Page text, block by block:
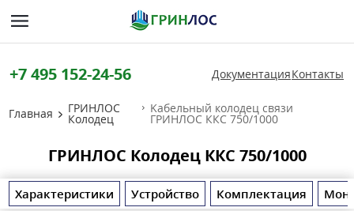
+7 495 152-24-56 ДокументацияКонтакты
Главная ГРИНЛОС
Колодец
Kабельный колодец связи
ГРИНЛОС ККС 750/1000
ГРИНЛОС Колодец ККС 750/1000
Характеристики Устройство Комплектация